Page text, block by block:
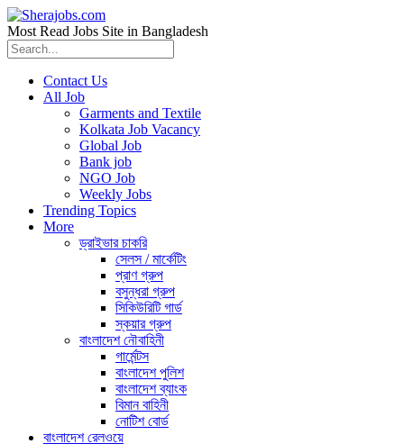
Most Read Jobs Site in Bangladesh
Contact Us
All Job
Garments and Textile
Kolkata Job Vacancy
Global Job
Bank job
NGO Job
Weekly Jobs
Trending Topics
More
ড্রাইভার চাকরি
সেলস / মার্কেটিং
প্রাণ গ্রুপ
বসুন্ধরা গ্রুপ
সিকিউরিটি গার্ড
স্কয়ার গ্রুপ
বাংলাদেশ নৌবাহিনী
গার্মেন্টস
বাংলাদেশ পুলিশ
বাংলাদেশ ব্যাংক
বিমান বাহিনী
নোটিশ বোর্ড
বাংলাদেশ রেলওয়ে